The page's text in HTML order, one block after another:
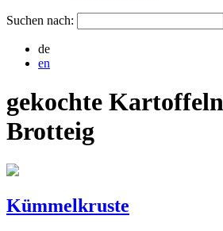
Suchen nach:
de
en
gekochte
Brotteig
Kümmelkruste